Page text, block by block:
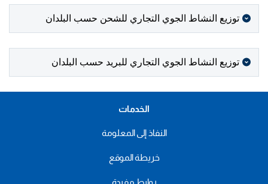
توزيع النشاط الجوي التجاري للشحن حسب البلدان
توزيع النشاط الجوي التجاري للبريد حسب البلدان
الخدمات
النفاذ إلى المعلومة
خريطة الموقع
روابط مفيدة